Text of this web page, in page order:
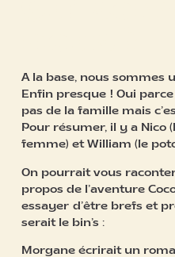
A la base, nous sommes
Enfin presque ! Oui parce
pas de la famille mais
Pour résumer, il y a Nico
femme) et William (le
On pourrait vous
propos de l’aventure
essayer d’être brefs et
serait le bin’s :
Morgane écrirait un